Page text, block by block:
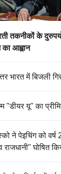
तकनीकों के
का आह्वान
भारत में बिजली
"डीयर यू" का
ने पेइचिंग को
राजधानी" घोषित